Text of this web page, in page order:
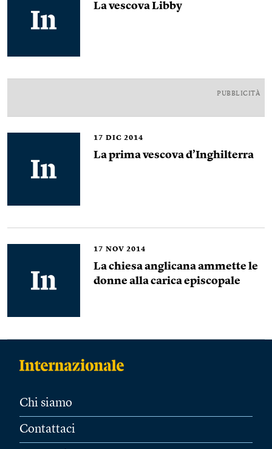
La vescova Libby
PUBBLICITÀ
17 DIC 2014
La prima vescova d’Inghilterra
17 NOV 2014
La chiesa anglicana ammette le
donne alla carica episcopale
Chi siamo
Contattaci